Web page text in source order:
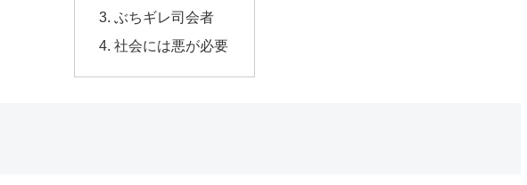
ぶちギレ司会者
社会には悪が必要